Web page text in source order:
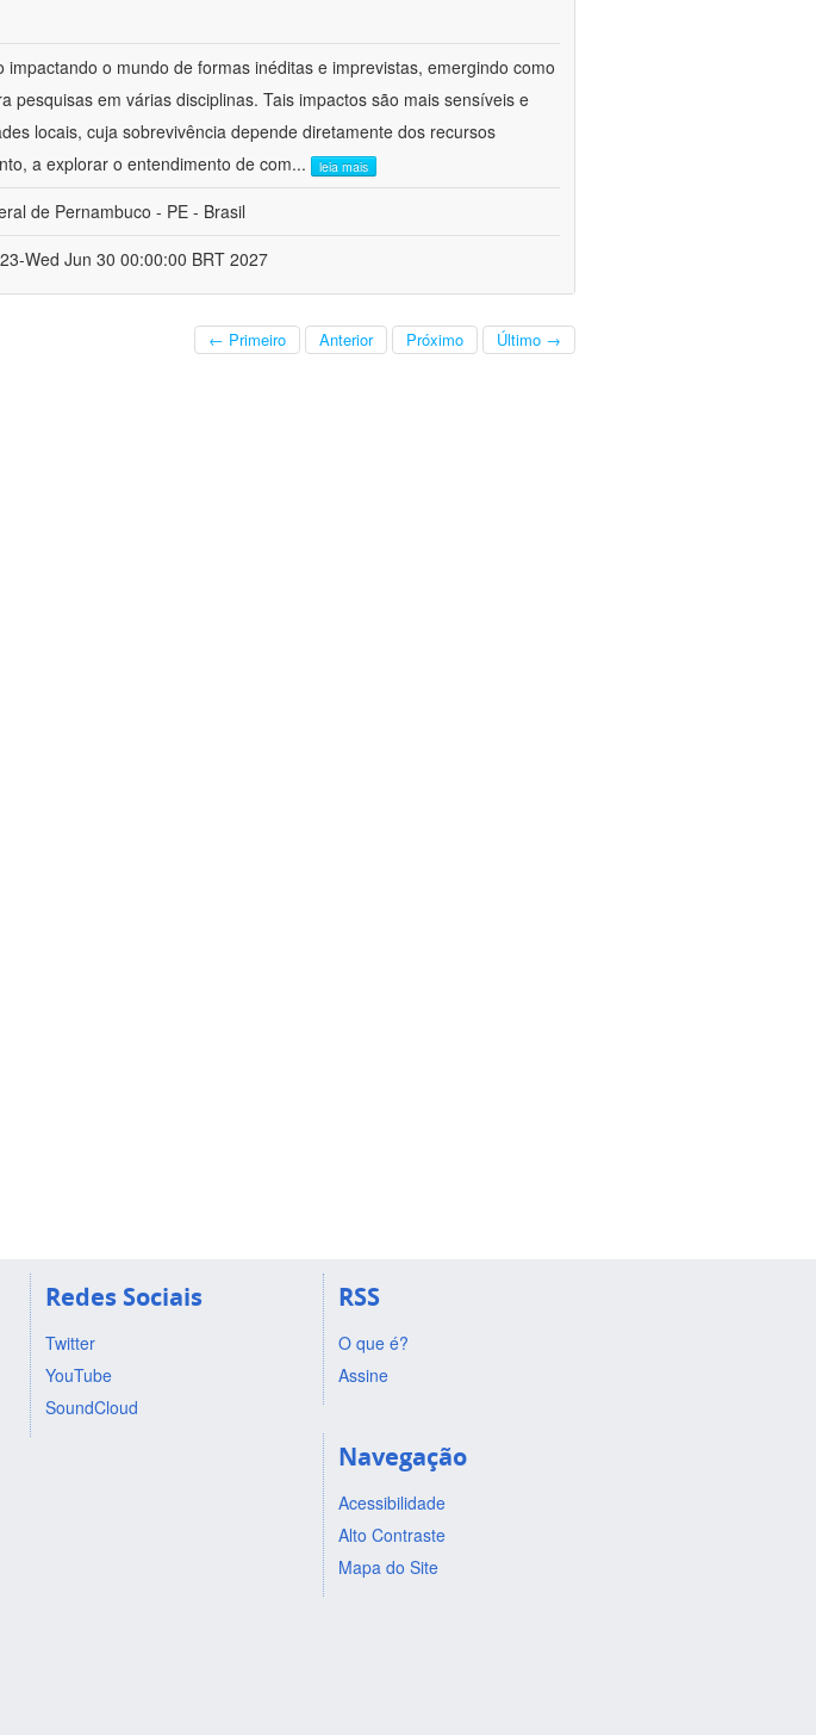
impactando o mundo de formas inéditas e imprevistas, emergindo como
pesquisas em várias disciplinas. Tais impactos são mais sensíveis e
locais, cuja sobrevivência depende diretamente dos recursos
a explorar o entendimento de com... leia mais
de Pernambuco - PE - Brasil
Wed Jun 30 00:00:00 BRT 2027
← Primeiro Anterior Próximo Último →
Redes Sociais
Twitter
YouTube
SoundCloud
RSS
O que é?
Assine
Navegação
Acessibilidade
Alto Contraste
Mapa do Site